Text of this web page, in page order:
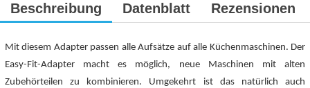
Beschreibung Datenblatt Rezensionen
Mit diesem Adapter passen alle Aufsätze auf alle Küchenmaschinen. Der
Easy-Fit-Adapter macht es möglich, neue Maschinen mit alten
Zubehörteilen zu kombinieren. Umgekehrt ist das natürlich auch